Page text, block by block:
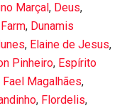
Marçal , Deus,
, Dunamis
, Elaine de Jesus,
Pinheiro, Espírito
Fael Magalhães,
, Flordelis,